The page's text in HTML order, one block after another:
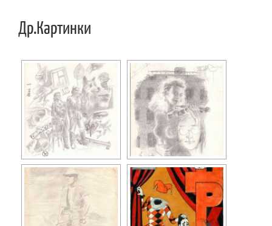
Др.Картинки